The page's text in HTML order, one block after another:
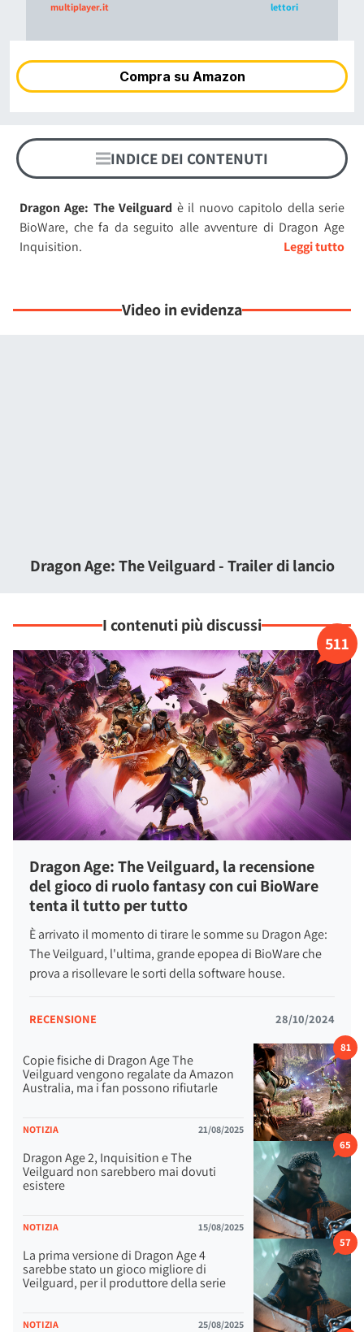
multiplayer.it lettori
INDICE DEI CONTENUTI
Dragon Age: The Veilguard è il nuovo capitolo della serie
BioWare, che fa da seguito alle avventure di Dragon Age
Inquisition.
completamente, a partire dalla razza e passando per la
Non mancherà
un ampio mondo da esplorare
Video in evidenza
Dragon Age: The Veilguard - Trailer di lancio
I contenuti più discussi
Dragon Age: The Veilguard, la recensione
del gioco di ruolo fantasy con cui BioWare
tenta il tutto per tutto
È arrivato il momento di tirare le somme su Dragon Age:
The Veilguard, l'ultima, grande epopea di BioWare che
prova a risollevare le sorti della software house.
RECENSIONE 28/10/2024
511
Copie fisiche di Dragon Age The
Veilguard vengono regalate da Amazon
Australia, ma i fan possono rifiutarle
NOTIZIA 21/08/2025
81
Dragon Age 2, Inquisition e The
Veilguard non sarebbero mai dovuti
esistere
NOTIZIA 15/08/2025
65
La prima versione di Dragon Age 4
sarebbe stato un gioco migliore di
Veilguard, per il produttore della serie
NOTIZIA 25/08/2025
57